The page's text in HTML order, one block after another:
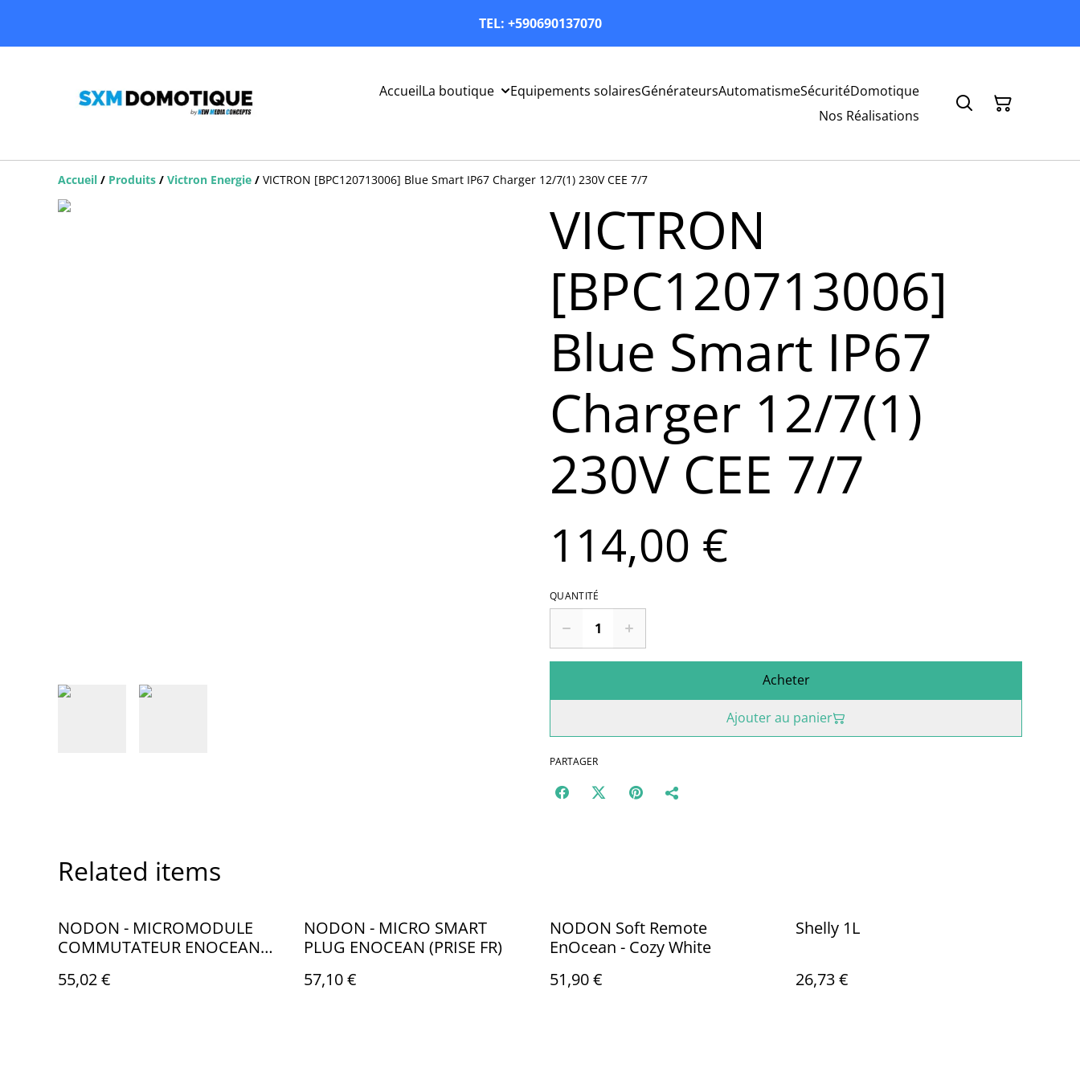
TEL: +590690137070
AccueilLa boutique Equipements solairesGénérateursAutomatismeSécuritéDomotique
Nos Réalisations
Accueil / Produits / Victron Energie / VICTRON [BPC120713006] Blue Smart IP67 Charger 12/7(1) 230V CEE 7/7
VICTRON
[BPC120713006]
Blue Smart IP67
Charger 12/7(1)
230V CEE 7/7
114,00 €
QUANTITÉ
Acheter
Ajouter au panier
PARTAGER
Related items
NODON - MICROMODULE
COMMUTATEUR ENOCEAN
55,02 €
NODON - MICRO SMART
PLUG ENOCEAN (PRISE FR)
57,10 €
NODON Soft Remote
EnOcean - Cozy White
51,90 €
Shelly 1L
26,73 €